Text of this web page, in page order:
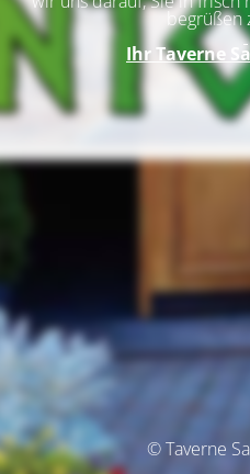
begrüßen
Ihr Taverne
© Taverne